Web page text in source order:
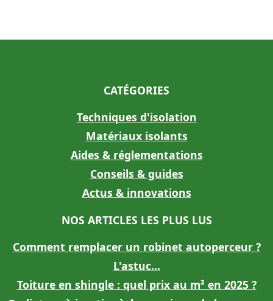
CATÉGORIES
Techniques d'isolation
Matériaux isolants
Aides & réglementations
Conseils & guides
Actus & innovations
NOS ARTICLES LES PLUS LUS
Comment remplacer un robinet autoperceur ?
L'astuc...
Toiture en shingle : quel prix au m² en 2025 ?